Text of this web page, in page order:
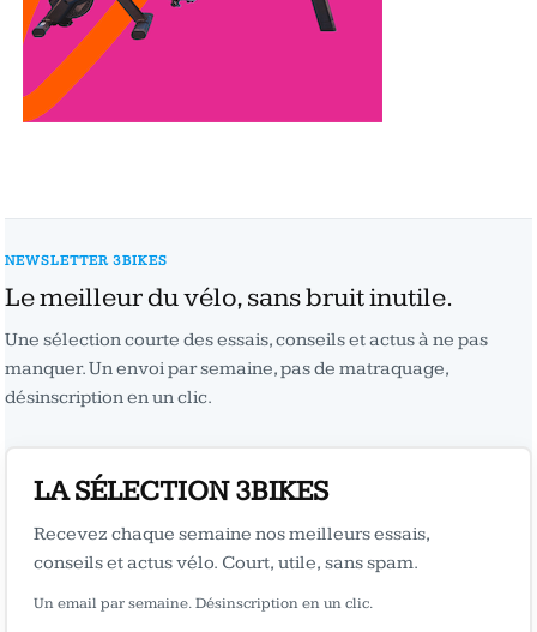
NEWSLETTER 3BIKES
Le meilleur du vélo, sans bruit inutile.
Une sélection courte des essais, conseils et actus à ne pas
manquer. Un envoi par semaine, pas de matraquage,
désinscription en un clic.
LA SÉLECTION 3BIKES
Recevez chaque semaine nos meilleurs essais,
conseils et actus vélo. Court, utile, sans spam.
Un email par semaine. Désinscription en un clic.